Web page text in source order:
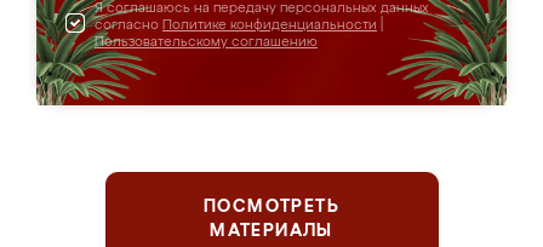
Я соглашаюсь на передачу персональных данных
согласно Политике конфиденциальности
Пользовательскому соглашению
ПОСМОТРЕТЬ
МАТЕРИАЛЫ